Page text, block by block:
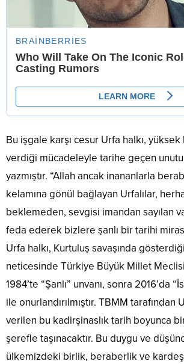
Bu işgale karşı cesur Urfa halkı,
verdiği mücadeleyle tarihe geçen
yazmıştır. “Allah ancak inananlarla
kelamına gönül bağlayan Urfalılar,
beklemeden, sevgisi imandan sayılan
feda ederek bizlere şanlı bir tarihi miras
Urfa halkı, Kurtuluş savaşında
neticesinde Türkiye Büyük Millet
1984’te “Şanlı” unvanı, sonra 2016’da
ile onurlandırılmıştır. TBMM tarafından
verilen bu kadirşinaslık tarih boyunca
şerefle taşınacaktır. Bu duygu ve
ülkemizdeki birlik, beraberlik ve